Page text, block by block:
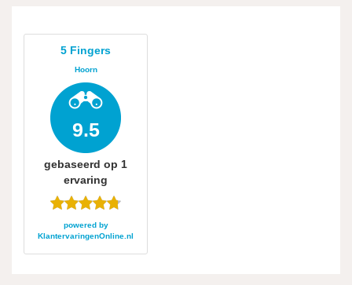
5 Fingers
Hoorn
9.5
gebaseerd op 1
ervaring
powered by
KlantervaringenOnline.nl